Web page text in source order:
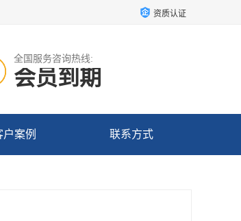
资质认证
全国服务咨询热线:
会员到期
户案例 联系方式